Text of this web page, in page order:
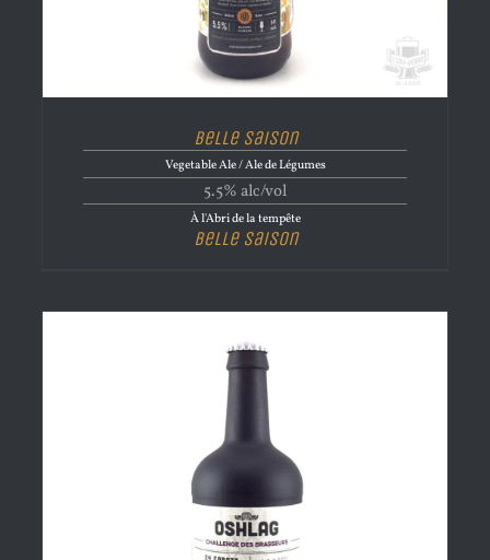
Belle Saison
Vegetable Ale / Ale de Légumes
5.5% alc/vol
À l'Abri de la tempête
Belle Saison